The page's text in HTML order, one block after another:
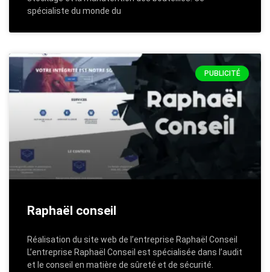
spécialiste du monde du
PUBLICITÉ
Raphaël conseil
Réalisation du site web de l’entreprise Raphaël Conseil
L’entreprise Raphaël Conseil est spécialisée dans l’audit
et le conseil en matière de sûreté et de sécurité.